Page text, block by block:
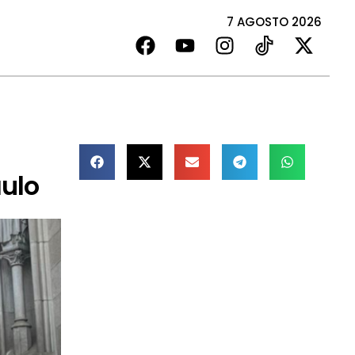
7 AGOSTO 2026